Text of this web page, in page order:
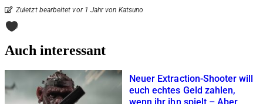
Zuletzt bearbeitet vor 1 Jahr von Katsuno
0
Auch interessant
Neuer Extraction-Shooter will
euch echtes Geld zahlen,